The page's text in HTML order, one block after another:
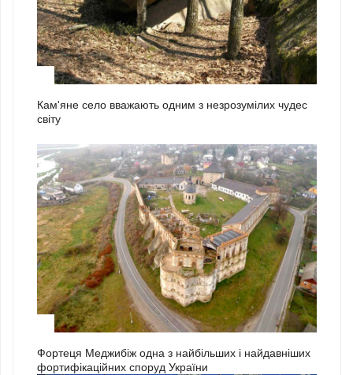
Кам'яне село вважають одним з незрозумілих чудес
світу
Фортеця Меджибіж одна з найбільших і найдавніших
фортифікаційних споруд України